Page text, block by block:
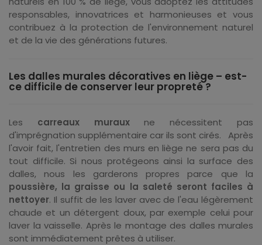
responsables, innovatrices et harmonieuses et vous
contribuez à la protection de l'environnement naturel
et de la vie des générations futures.
Les dalles murales décoratives en liège – est-
ce difficile de conserver leur propreté ?
Les carreaux murauxne nécessitent pas
d'imprégnation supplémentaire car ils sont cirés. Après
l'avoir fait, l'entretien des murs en liège ne sera pas du
tout difficile. Si nous protégeons ainsi la surface des
dalles, nous les garderons propres parce que la
poussière, la graisse ou la saleté seront faciles à
nettoyer. Il suffit de les laver avec de l'eau légèrement
chaude et un détergent doux, par exemple celui pour
laver la vaisselle. Après le montage des dalles murales
sont immédiatement prêtes à utiliser.